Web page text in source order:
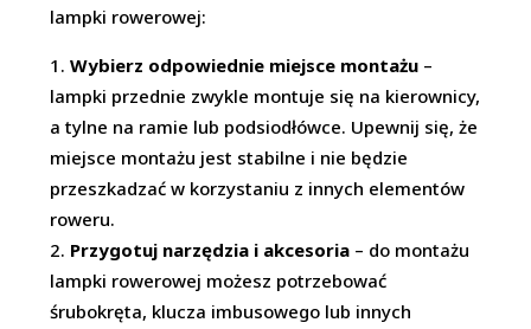
lampki rowerowej:
Wybierz odpowiednie miejsce montażu –
lampki przednie zwykle montuje się na kierownicy,
a tylne na ramie lub podsiodłówce. Upewnij się, że
miejsce montażu jest stabilne i nie będzie
przeszkadzać w korzystaniu z innych elementów
roweru.
Przygotuj narzędzia i akcesoria – do montażu
lampki rowerowej możesz potrzebować
śrubokręta, klucza imbusowego lub innych